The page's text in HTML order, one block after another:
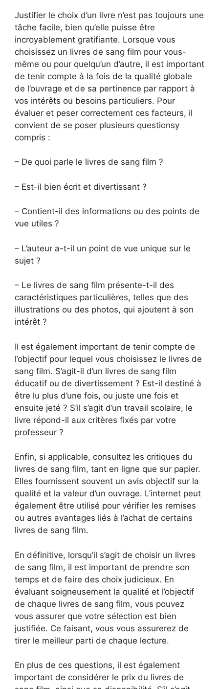
Justifier le choix d’un livre n’est pas toujours une
tâche facile, bien qu’elle puisse être
incroyablement gratifiante. Lorsque vous
choisissez un livres de sang film pour vous-
même ou pour quelqu’un d’autre, il est important
de tenir compte à la fois de la qualité globale
de l’ouvrage et de sa pertinence par rapport à
vos intérêts ou besoins particuliers. Pour
évaluer et peser correctement ces facteurs, il
convient de se poser plusieurs questionsy
compris :
– De quoi parle le livres de sang film ?
– Est-il bien écrit et divertissant ?
– Contient-il des informations ou des points de
vue utiles ?
– L’auteur a-t-il un point de vue unique sur le
sujet ?
– Le livres de sang film présente-t-il des
caractéristiques particulières, telles que des
illustrations ou des photos, qui ajoutent à son
intérêt ?
Il est également important de tenir compte de
l’objectif pour lequel vous choisissez le livres de
sang film. S’agit-il d’un livres de sang film
éducatif ou de divertissement ? Est-il destiné à
être lu plus d’une fois, ou juste une fois et
ensuite jeté ? S’il s’agit d’un travail scolaire, le
livre répond-il aux critères fixés par votre
professeur ?
Enfin, si applicable, consultez les critiques du
livres de sang film, tant en ligne que sur papier.
Elles fournissent souvent un avis objectif sur la
qualité et la valeur d’un ouvrage. L’internet peut
également être utilisé pour vérifier les remises
ou autres avantages liés à l’achat de certains
livres de sang film.
En définitive, lorsqu’il s’agit de choisir un livres
de sang film, il est important de prendre son
temps et de faire des choix judicieux. En
évaluant soigneusement la qualité et l’objectif
de chaque livres de sang film, vous pouvez
vous assurer que votre sélection est bien
justifiée. Ce faisant, vous vous assurerez de
tirer le meilleur parti de chaque lecture.
En plus de ces questions, il est également
important de considérer le prix du livres de